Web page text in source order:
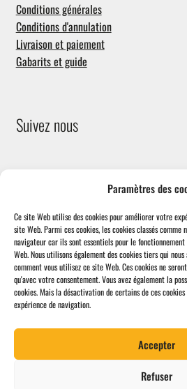
Paramètres des
Ce site Web utilise des cookies pour améliorer votre
site Web.Parmi ces cookies, les cookies classés comme
navigateur car ils sont essentiels pour le
Web.Nous utilisons également des cookies tiers qui
comment vous utilisez ce site Web.Ces cookies ne
qu'avec votre consentement.Vous avez également la
cookies.Mais la désactivation de certains de ces
expérience de navigation.
Accepter
Refuser
/!\ La structure de notre site est en
trouvez pas votre produit à travers les
utiliser la barre de recherche ou de
Conditions générales
Conditions d'annulation
Livraison et paiement
Gabarits et guide
Suivez nous
Facebook
© Print Impact 2026
Built with